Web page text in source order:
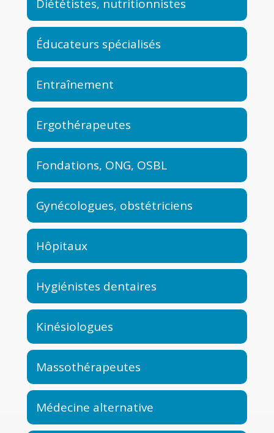
Diététistes, nutritionnistes
Éducateurs spécialisés
Entraînement
Ergothérapeutes
Fondations, ONG, OSBL
Gynécologues, obstétriciens
Hôpitaux
Hygiénistes dentaires
Kinésiologues
Massothérapeutes
Médecine alternative